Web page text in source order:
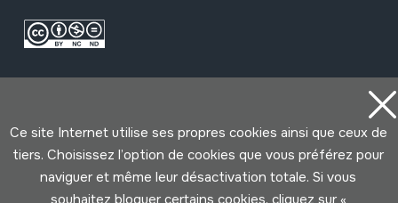
Conditions d'Utilisation
Politique de Privacité
Ce site Internet utilise ses propres cookies ainsi que ceux de
tiers. Choisissez l’option de cookies que vous préférez pour
naviguer et même leur désactivation totale. Si vous
souhaitez bloquer certains cookies, cliquez sur «